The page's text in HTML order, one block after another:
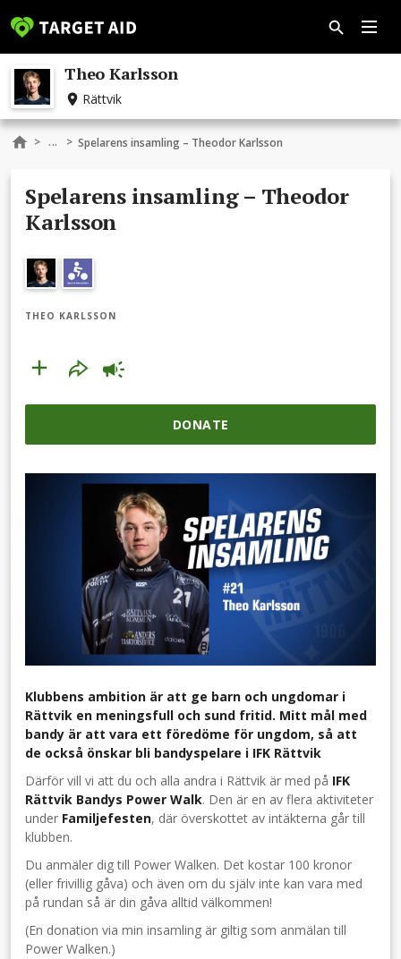
Theo Karlsson
Rättvik
> ... > Spelarens insamling – Theodor Karlsson
Spelarens insamling – Theodor
Karlsson
THEO KARLSSON
DONATE
Klubbens ambition är att ge barn och ungdomar i
Rättvik en meningsfull och sund fritid. Mitt mål med
bandy är att vara ett föredöme för ungdom, så att
de också önskar bli bandyspelare i IFK Rättvik
Därför vill vi att du och alla andra i Rättvik är med på IFK
Rättvik Bandys Power Walk. Den är en av flera aktiviteter
under Familjefesten, där överskottet av intäkterna går till
klubben.
Du anmäler dig till Power Walken. Det kostar 100 kronor
(eller frivillig gåva) och även om du själv inte kan vara med
på rundan så är din gåva alltid välkommen!
(En donation via min insamling är giltig som anmälan till
Power Walken.)